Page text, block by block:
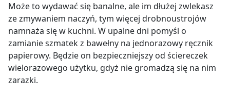
Może to wydawać się banalne, ale im dłużej zwlekasz
ze zmywaniem naczyń, tym więcej drobnoustrojów
namnaża się w kuchni. W upalne dni pomyśl o
zamianie szmatek z bawełny na jednorazowy ręcznik
papierowy. Będzie on bezpieczniejszy od ściereczek
wielorazowego użytku, gdyż nie gromadzą się na nim
zarazki.